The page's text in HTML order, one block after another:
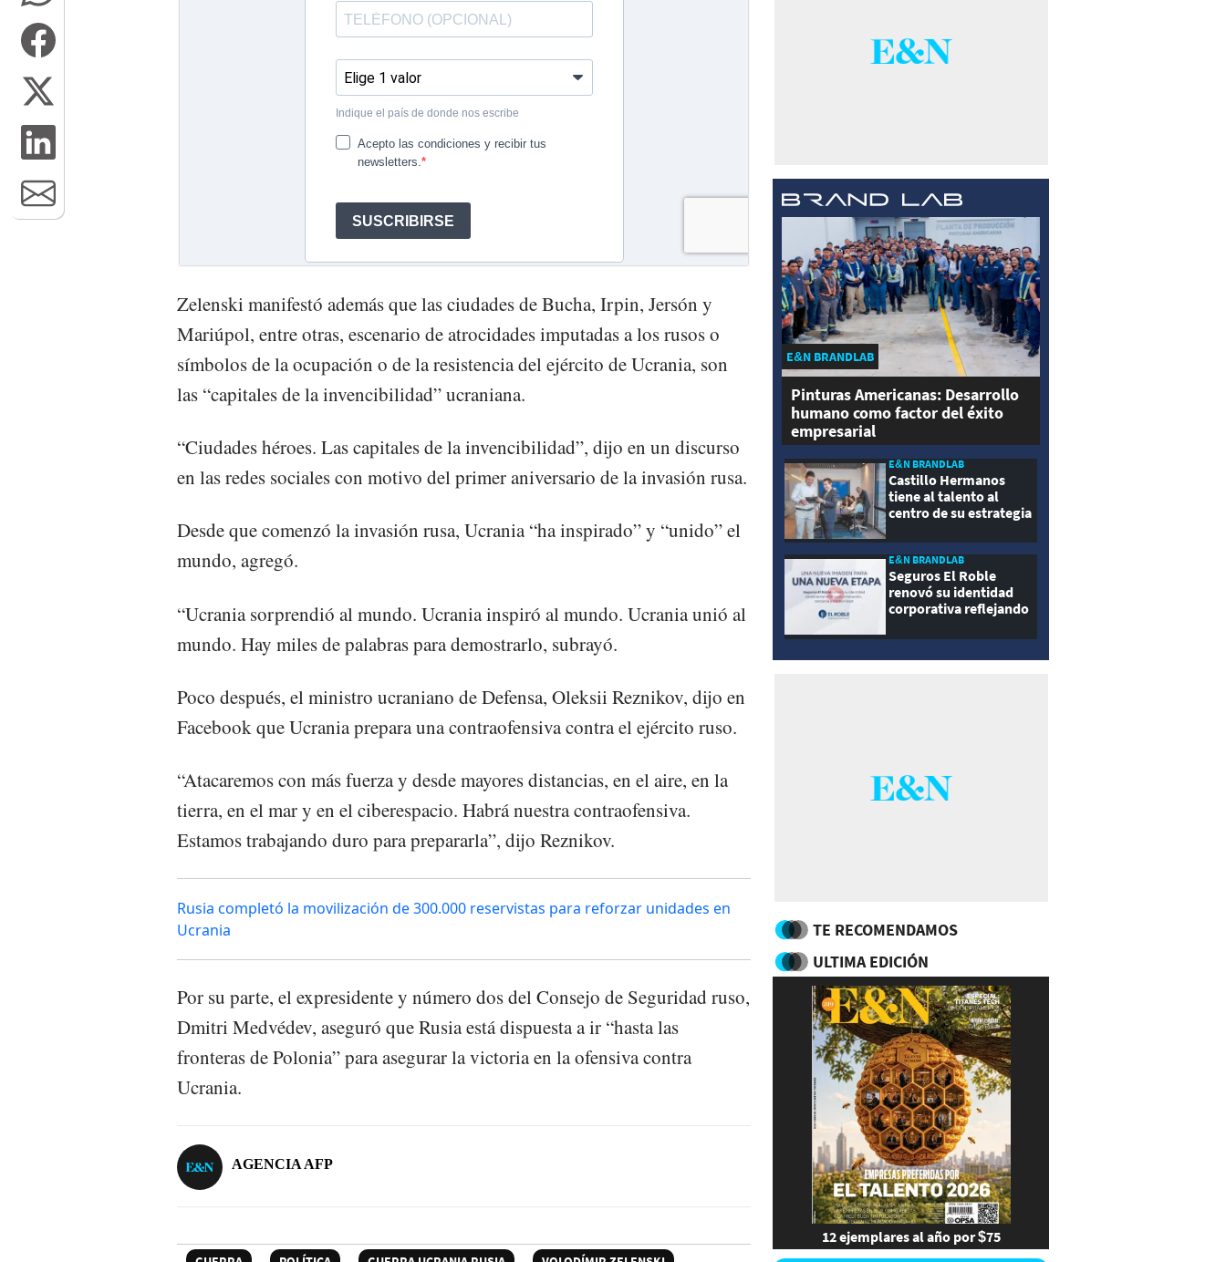
Zelenski manifestó además que las ciudades de Bucha, Irpin, Jersón y
Mariúpol, entre otras, escenario de atrocidades imputadas a los rusos o
símbolos de la ocupación o de la resistencia del ejército de Ucrania, son
las “capitales de la invencibilidad” ucraniana.
“Ciudades héroes. Las capitales de la invencibilidad”, dijo en un discurso
en las redes sociales con motivo del primer aniversario de la invasión rusa.
Desde que comenzó la invasión rusa, Ucrania “ha inspirado” y “unido” el
mundo, agregó.
“Ucrania sorprendió al mundo. Ucrania inspiró al mundo. Ucrania unió al
mundo. Hay miles de palabras para demostrarlo, subrayó.
Poco después, el ministro ucraniano de Defensa, Oleksii Reznikov, dijo en
Facebook que Ucrania prepara una contraofensiva contra el ejército ruso.
“Atacaremos con más fuerza y desde mayores distancias, en el aire, en la
tierra, en el mar y en el ciberespacio. Habrá nuestra contraofensiva.
Estamos trabajando duro para prepararla”, dijo Reznikov.
Rusia completó la movilización de 300.000 reservistas para reforzar unidades en
Ucrania
Por su parte, el expresidente y número dos del Consejo de Seguridad ruso,
Dmitri Medvédev, aseguró que Rusia está dispuesta a ir “hasta las
fronteras de Polonia” para asegurar la victoria en la ofensiva contra
Ucrania.
AGENCIA AFP
E&N BRANDLAB
Pinturas Americanas: Desarrollo
humano como factor del éxito
empresarial
E&N BRANDLAB
Castillo Hermanos
tiene al talento al
centro de su estrategia
E&N BRANDLAB
Seguros El Roble
renovó su identidad
corporativa reflejando
modernidad
TE RECOMENDAMOS
ULTIMA EDICIÓN
12 ejemplares al año por $75